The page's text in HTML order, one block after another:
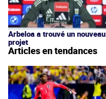
Arbeloa a trouvé un nouveau
projet
Articles en tendances